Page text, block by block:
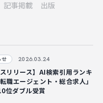
ト
記事掲載
出版
せ 2026.03.24
スリリース】AI検索引用ランキ
職エージェント・総合求人」
位ダブル受賞